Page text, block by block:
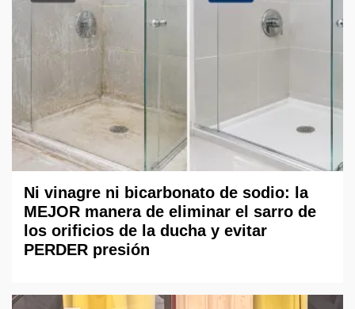
Ni vinagre ni bicarbonato de sodio: la
MEJOR manera de eliminar el sarro de
los orificios de la ducha y evitar
PERDER presión